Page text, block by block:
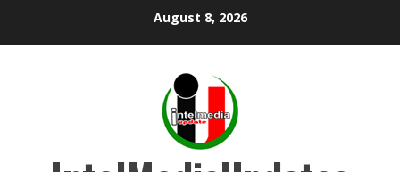
August 8, 2026